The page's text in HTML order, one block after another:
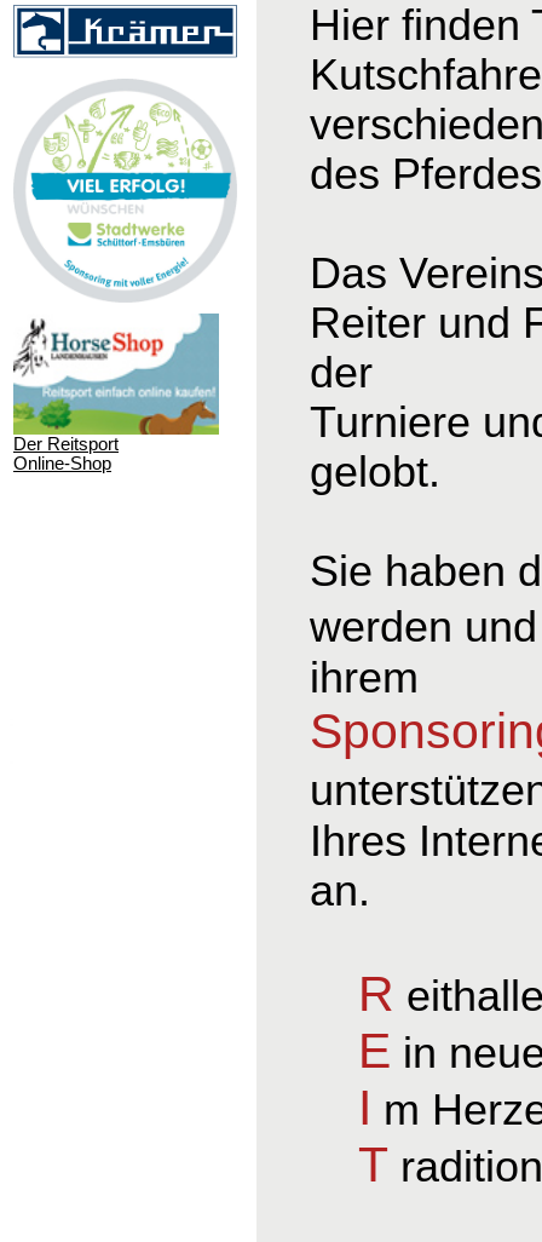
Der Reitsport
Online-Shop
Hier finden
des
Das
Reiter und
der
Turniere
gelobt.
Sie haben
werden
ihrem
Ihres
an.
R
E in
I m
T